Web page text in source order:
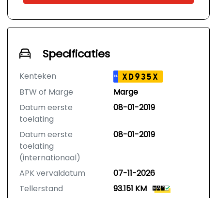
Specificaties
Kenteken NL XD935X
BTW of Marge
Marge
Datum eerste
toelating
08-01-2019
Datum eerste
toelating
(internationaal)
08-01-2019
APK vervaldatum
07-11-2026
Tellerstand
93.151 KM